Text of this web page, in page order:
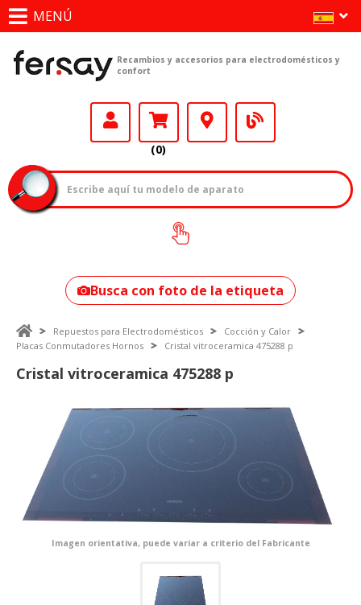
MENÚ
Recambios y accesorios para electrodomésticos y
confort
(0)
¿Cómo encontrar
tu modelo?
Busca con foto de la etiqueta
Repuestos para Electrodomésticos
Cocción y Calor
Placas Conmutadores Hornos
Cristal vitroceramica 475288 p
Cristal vitroceramica 475288 p
Imagen orientativa, puede variar a criterio del Fabricante